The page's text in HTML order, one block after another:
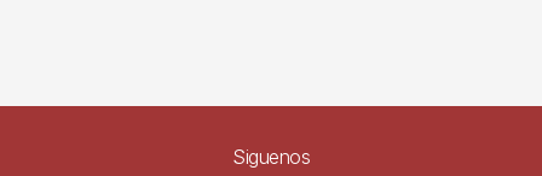
Siguenos